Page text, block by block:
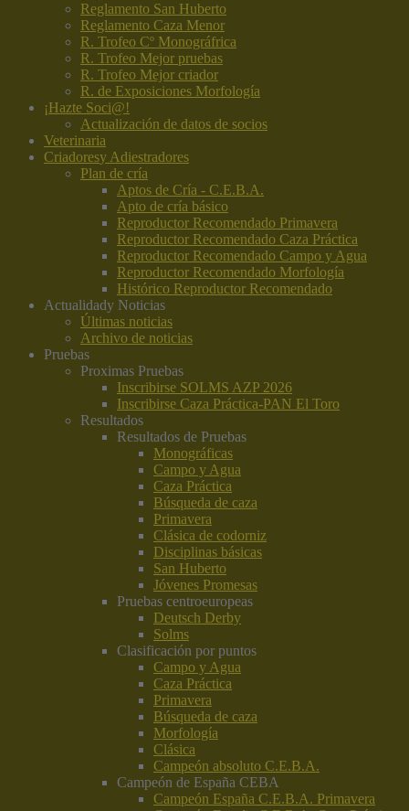
Reglamento San Huberto
Reglamento Caza Menor
R. Trofeo Cº Monográfrica
R. Trofeo Mejor pruebas
R. Trofeo Mejor criador
R. de Exposiciones Morfología
¡Hazte Soci@!
Actualización de datos de socios
Veterinaria
Criadoresy Adiestradores
Plan de cría
Aptos de Cría - C.E.B.A.
Apto de cría básico
Reproductor Recomendado Primavera
Reproductor Recomendado Caza Práctica
Reproductor Recomendado Campo y Agua
Reproductor Recomendado Morfología
Histórico Reproductor Recomendado
Actualidady Noticias
Últimas noticias
Archivo de noticias
Pruebas
Proximas Pruebas
Inscribirse SOLMS AZP 2026
Inscribirse Caza Práctica-PAN El Toro
Resultados
Resultados de Pruebas
Monográficas
Campo y Agua
Caza Práctica
Búsqueda de caza
Primavera
Clásica de codorniz
Disciplinas básicas
San Huberto
Jóvenes Promesas
Pruebas centroeuropeas
Deutsch Derby
Solms
Clasificación por puntos
Campo y Agua
Caza Práctica
Primavera
Búsqueda de caza
Morfología
Clásica
Campeón absoluto C.E.B.A.
Campeón de España CEBA
Campeón España C.E.B.A. Primavera